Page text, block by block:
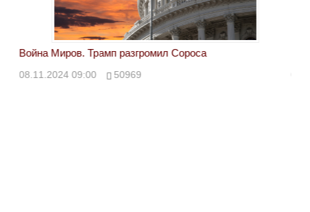
Война Миров. Трамп разгромил Сороса
08.11.2024 09:00 50969